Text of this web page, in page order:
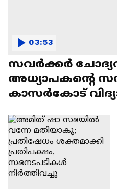
സവർക്കർ
അധ്യാപകന്റെ
കാസർകോട്
പ്രതിഷേധം
03:53